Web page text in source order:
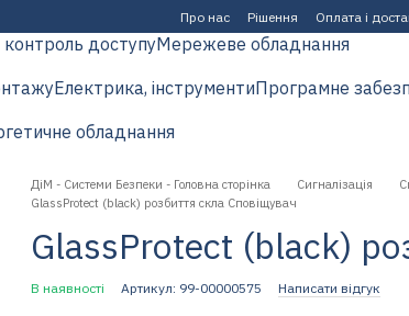
Про нас Рішення Оплата і
доступуМережеве обладнання
Електрика, інструментиПрограмне
обладнання
ДіМ - Системи Безпеки - Головна сторінка Сигналізація
GlassProtect (black) розбиття скла Сповіщувач
GlassProtect (black)
В наявності Артикул: 99-00000575 Написати відгук